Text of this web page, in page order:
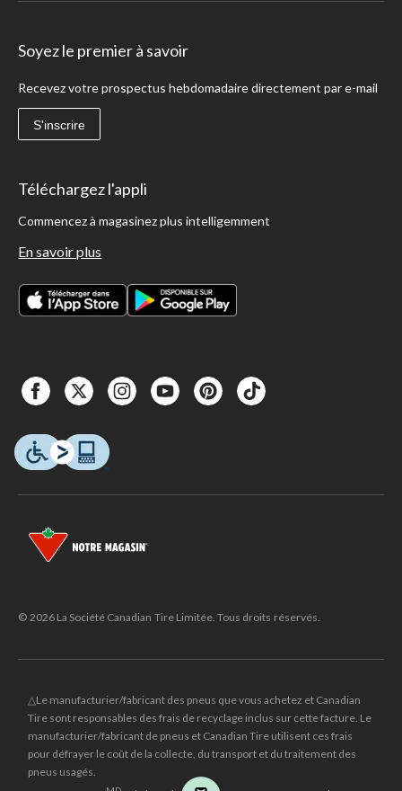
Soyez le premier à savoir
Recevez votre prospectus hebdomadaire directement par e-mail
S'inscrire
Téléchargez l'appli
Commencez à magasinez plus intelligemment
En savoir plus
© 2026 La Société Canadian Tire Limitée. Tous droits réservés.
△Le manufacturier/fabricant des pneus que vous achetez et Canadian
Tire sont responsables des frais de recyclage inclus sur cette facture. Le
manufacturier/fabricant de pneus et Canadian Tire utilisent ces frais
pour défrayer le coût de la collecte, du transport et du traitement des
pneus usagés.